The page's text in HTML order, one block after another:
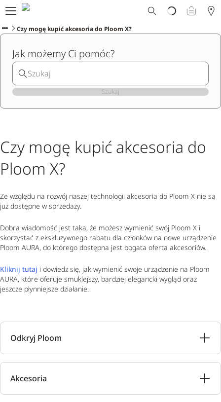
Dlaczego Ploom?
Sklep
Oferty Specjalne
Wsparcie
Wydarzenia
Sklepy Ploom
Czy mogę kupić akcesoria do Ploom X?
Jak możemy Ci pomóc?
Szukaj
Czy mogę kupić akcesoria do
Ploom X?
Ze względu na rozwój naszej technologii akcesoria do Ploom X nie są
już dostępne w sprzedaży.
Dobra wiadomość jest taka, że możesz wymienić swój Ploom X i
skorzystać z ekskluzywnego rabatu dla członków na nowe urządzenie
Ploom AURA, do którego dostępna jest bogata oferta akcesoriów.
Kliknij tutaj i dowiedz się, jak wymienić swoje urządzenie na Ploom
AURA, które oferuje smuklejszy, bardziej elegancki wygląd oraz
jeszcze płynniejsze działanie.
Odkryj Ploom
Akcesoria